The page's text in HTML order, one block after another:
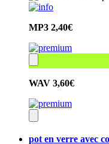
MP3 2,40€
WAV 3,60€
pot en verre avec